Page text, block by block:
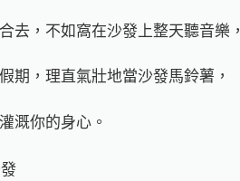
去，不如窩在沙發上整天聽音樂，
期，理直氣壯地當沙發馬鈴薯，
溉你的身心。